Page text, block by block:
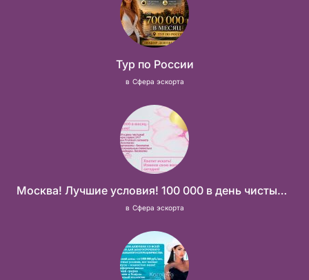
Тур по России
в Сфера эскорта
Москва! Лучшие условия! 100 000 в день чистыми!
в Сфера эскорта